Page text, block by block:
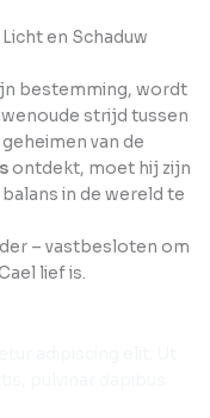
en Schaduw
bestemming, wordt
strijd tussen
van de
ontdekt, moet hij zijn
in de wereld te
– vastbesloten om
lief is.